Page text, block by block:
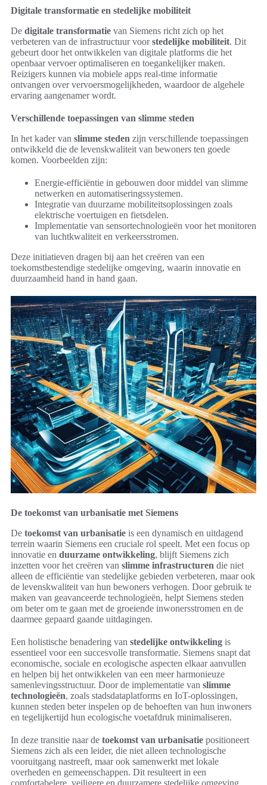
Digitale transformatie en stedelijke mobiliteit
De digitale transformatie van Siemens richt zich op het
verbeteren van de infrastructuur voorstedelijke mobiliteit. Dit
gebeurt door het ontwikkelen van digitale platforms die het
openbaar vervoer optimaliseren en toegankelijker maken.
Reizigers kunnen via mobiele apps real-time informatie
ontvangen over vervoersmogelijkheden, waardoor de algehele
ervaring aangenamer wordt.
Verschillende toepassingen van slimme steden
In het kader van slimme steden zijn verschillende toepassingen
ontwikkeld die de levenskwaliteit van bewoners ten goede
komen. Voorbeelden zijn:
Energie-efficiëntie in gebouwen door middel van slimme
netwerken en automatiseringssystemen.
Integratie van duurzame mobiliteitsoplossingen zoals
elektrische voertuigen en fietsdelen.
Implementatie van sensortechnologieën voor het monitoren
van luchtkwaliteit en verkeersstromen.
Deze initiatieven dragen bij aan het creëren van een
toekomstbestendige stedelijke omgeving, waarin innovatie en
duurzaamheid hand in hand gaan.
De toekomst van urbanisatie met Siemens
De toekomst van urbanisatie is een dynamisch en uitdagend
terrein waarin Siemens een cruciale rol speelt. Met een focus op
innovatie en duurzame ontwikkeling, blijft Siemens zich
inzetten voor het creëren van slimme infrastructuren die niet
alleen de efficiëntie van stedelijke gebieden verbeteren, maar ook
de levenskwaliteit van hun bewoners verhogen. Door gebruik te
maken van geavanceerde technologieën, helpt Siemens steden
om beter om te gaan met de groeiende inwonersstromen en de
daarmee gepaard gaande uitdagingen.
Een holistische benadering van stedelijke ontwikkeling is
essentieel voor een succesvolle transformatie. Siemens snapt dat
economische, sociale en ecologische aspecten elkaar aanvullen
en helpen bij het ontwikkelen van een meer harmonieuze
samenlevingsstructuur. Door de implementatie van slimme
technologieën, zoals stadsdataplatforms en IoT-oplossingen,
kunnen steden beter inspelen op de behoeften van hun inwoners
en tegelijkertijd hun ecologische voetafdruk minimaliseren.
In deze transitie naar de toekomst van urbanisatie positioneert
Siemens zich als een leider, die niet alleen technologische
vooruitgang nastreeft, maar ook samenwerkt met lokale
overheden en gemeenschappen. Dit resulteert in een
comfortabelere, veiligere en duurzamere stedelijke omgeving,